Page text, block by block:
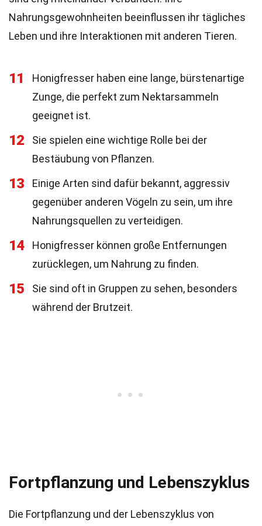
Nahrungsgewohnheiten beeinflussen ihr tägliches
Leben und ihre Interaktionen mit anderen Tieren.
11
Honigfresser haben eine lange, bürstenartige
Zunge, die perfekt zum Nektarsammeln
geeignet ist.
12
Sie spielen eine wichtige Rolle bei der
Bestäubung von Pflanzen.
13
Einige Arten sind dafür bekannt, aggressiv
gegenüber anderen Vögeln zu sein, um ihre
Nahrungsquellen zu verteidigen.
14
Honigfresser können große Entfernungen
zurücklegen, um Nahrung zu finden.
15
Sie sind oft in Gruppen zu sehen, besonders
während der Brutzeit.
Fortpflanzung und Lebenszyklus
Die Fortpflanzung und der Lebenszyklus von